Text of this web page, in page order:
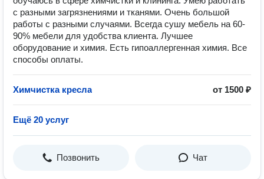
с разными загрязнениями и тканями. Очень большой
работы с разными случаями. Всегда сушу мебель на 60-
90% мебели для удобства клиента. Лучшее
оборудование и химия. Есть гипоаллергенная химия. Все
способы оплаты.
Химчистка кресла от 1500 ₽
Ещё 20 услуг
Позвонить Чат